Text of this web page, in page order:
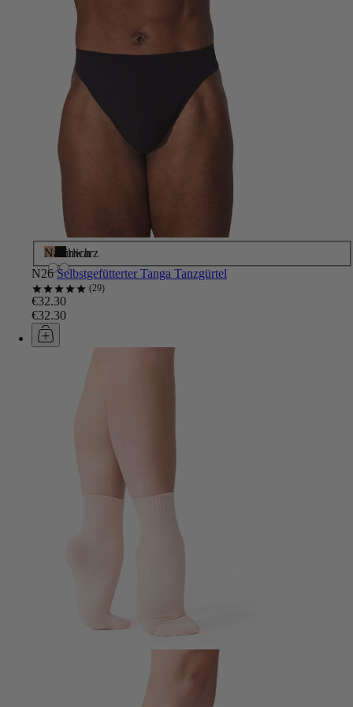
Natürlich
Schwarz
N26 Selbstgefütterter Tanga Tanzgürtel
29
€32.30
€32.30